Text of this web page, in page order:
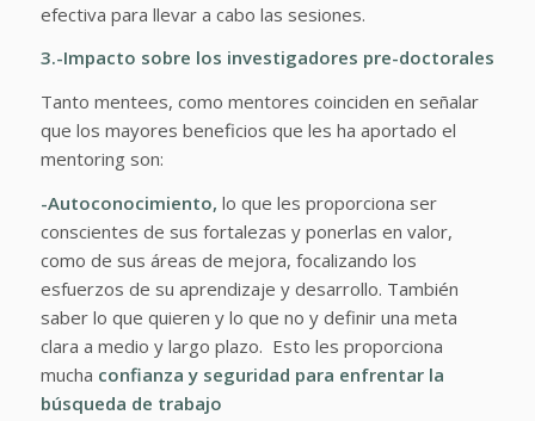
efectiva para llevar a cabo las sesiones.
3.-Impacto sobre los investigadores pre-doctorales
Tanto mentees, como mentores coinciden en señalar
que los mayores beneficios que les ha aportado el
mentoring son:
-Autoconocimiento, lo que les proporciona ser
conscientes de sus fortalezas y ponerlas en valor,
como de sus áreas de mejora, focalizando los
esfuerzos de su aprendizaje y desarrollo. También
saber lo que quieren y lo que no y definir una meta
clara a medio y largo plazo. Esto les proporciona
mucha confianza y seguridad para enfrentar la
búsqueda de trabajo